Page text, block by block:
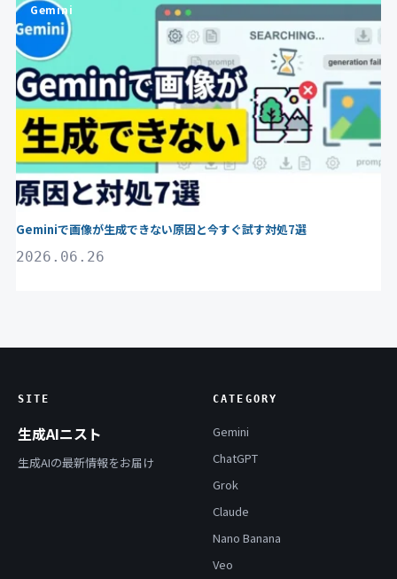
Gemini
Geminiで画像が生成できない原因と今すぐ試す対処7選
2026.06.26
SITE
生成AIニスト
生成AIの最新情報をお届け
CATEGORY
Gemini
ChatGPT
Grok
Claude
Nano Banana
Veo